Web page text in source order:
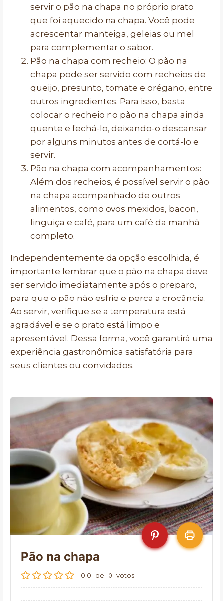
servir o pão na chapa no próprio prato
que foi aquecido na chapa. Você pode
acrescentar manteiga, geleias ou mel
para complementar o sabor.
Pão na chapa com recheio: O pão na
chapa pode ser servido com recheios de
queijo, presunto, tomate e orégano, entre
outros ingredientes. Para isso, basta
colocar o recheio no pão na chapa ainda
quente e fechá-lo, deixando-o descansar
por alguns minutos antes de cortá-lo e
servir.
Pão na chapa com acompanhamentos:
Além dos recheios, é possível servir o pão
na chapa acompanhado de outros
alimentos, como ovos mexidos, bacon,
linguiça e café, para um café da manhã
completo.
Independentemente da opção escolhida, é
importante lembrar que o pão na chapa deve
ser servido imediatamente após o preparo,
para que o pão não esfrie e perca a crocância.
Ao servir, verifique se a temperatura está
agradável e se o prato está limpo e
apresentável. Dessa forma, você garantirá uma
experiência gastronômica satisfatória para
seus clientes ou convidados.
Pão na chapa
0.0 de 0 votos